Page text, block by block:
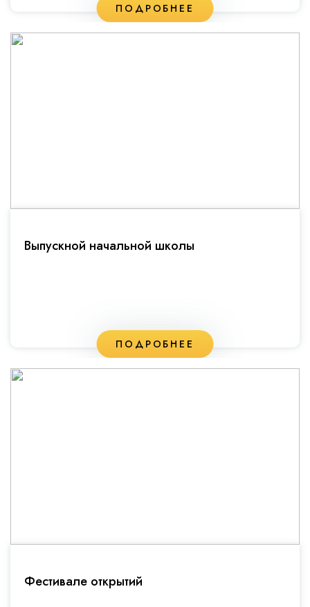
ПОДРОБНЕЕ
Выпускной начальной школы
ПОДРОБНЕЕ
Фестивале открытий